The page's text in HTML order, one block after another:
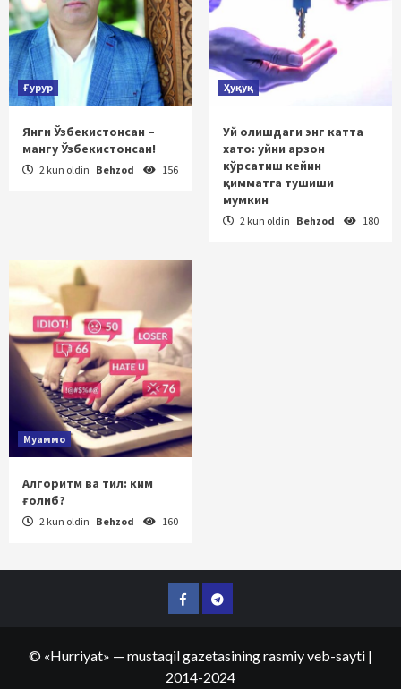
Ғурур
Янги Ўзбекистонсан –
мангу Ўзбекистонсан!
2 kun oldin Behzod 156
Ҳуқуқ
Уй олишдаги энг катта
хато: уйни арзон
кўрсатиш кейин
қимматга тушиши
мумкин
2 kun oldin Behzod 180
Муаммо
Алгоритм ва тил: ким
ғолиб?
2 kun oldin Behzod 160
FacebookTelegram
© «Hurriyat» — mustaqil gazetasining rasmiy veb-sayti |
2014-2024